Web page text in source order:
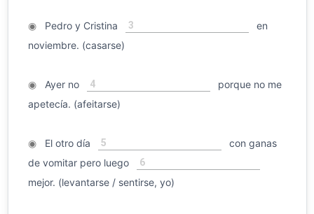
◉Pedro y Cristina 3
en
noviembre. (casarse)
◉Ayer no 4
porque no me
apetecía. (afeitarse)
◉El otro día 5
con ganas
de vomitar pero luego
6
mejor. (levantarse / sentirse, yo)